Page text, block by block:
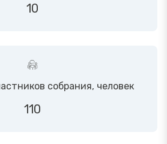
10
собрания, человек
110